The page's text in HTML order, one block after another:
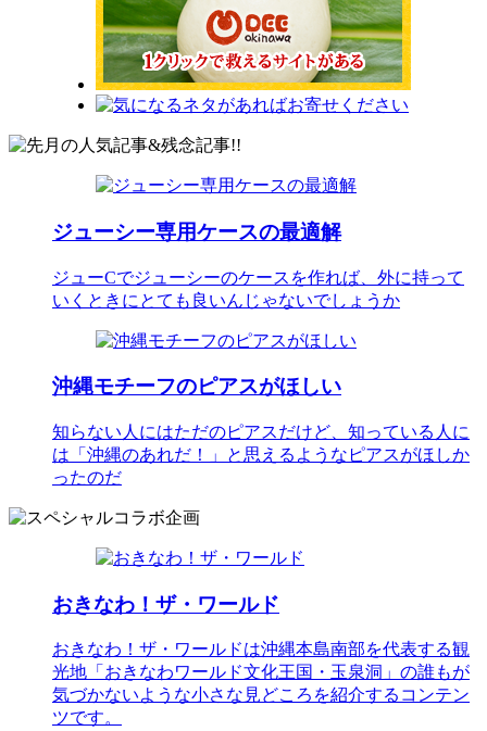
ジューシー専用ケースの最適解
ジューCでジューシーのケースを作れば、外に持って
いくときにとても良いんじゃないでしょうか
沖縄モチーフのピアスがほしい
知らない人にはただのピアスだけど、知っている人に
は「沖縄のあれだ！」と思えるようなピアスがほしか
ったのだ
おきなわ！ザ・ワールド
おきなわ！ザ・ワールドは沖縄本島南部を代表する観
光地「おきなわワールド文化王国・玉泉洞」の誰もが
気づかないような小さな見どころを紹介するコンテン
ツです。